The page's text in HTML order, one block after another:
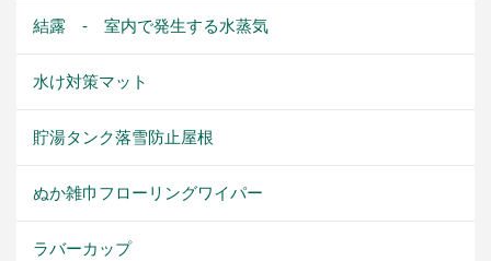
結露 - 室内で発生する水蒸気
水け対策マット
貯湯タンク落雪防止屋根
ぬか雑巾フローリングワイパー
ラバーカップ